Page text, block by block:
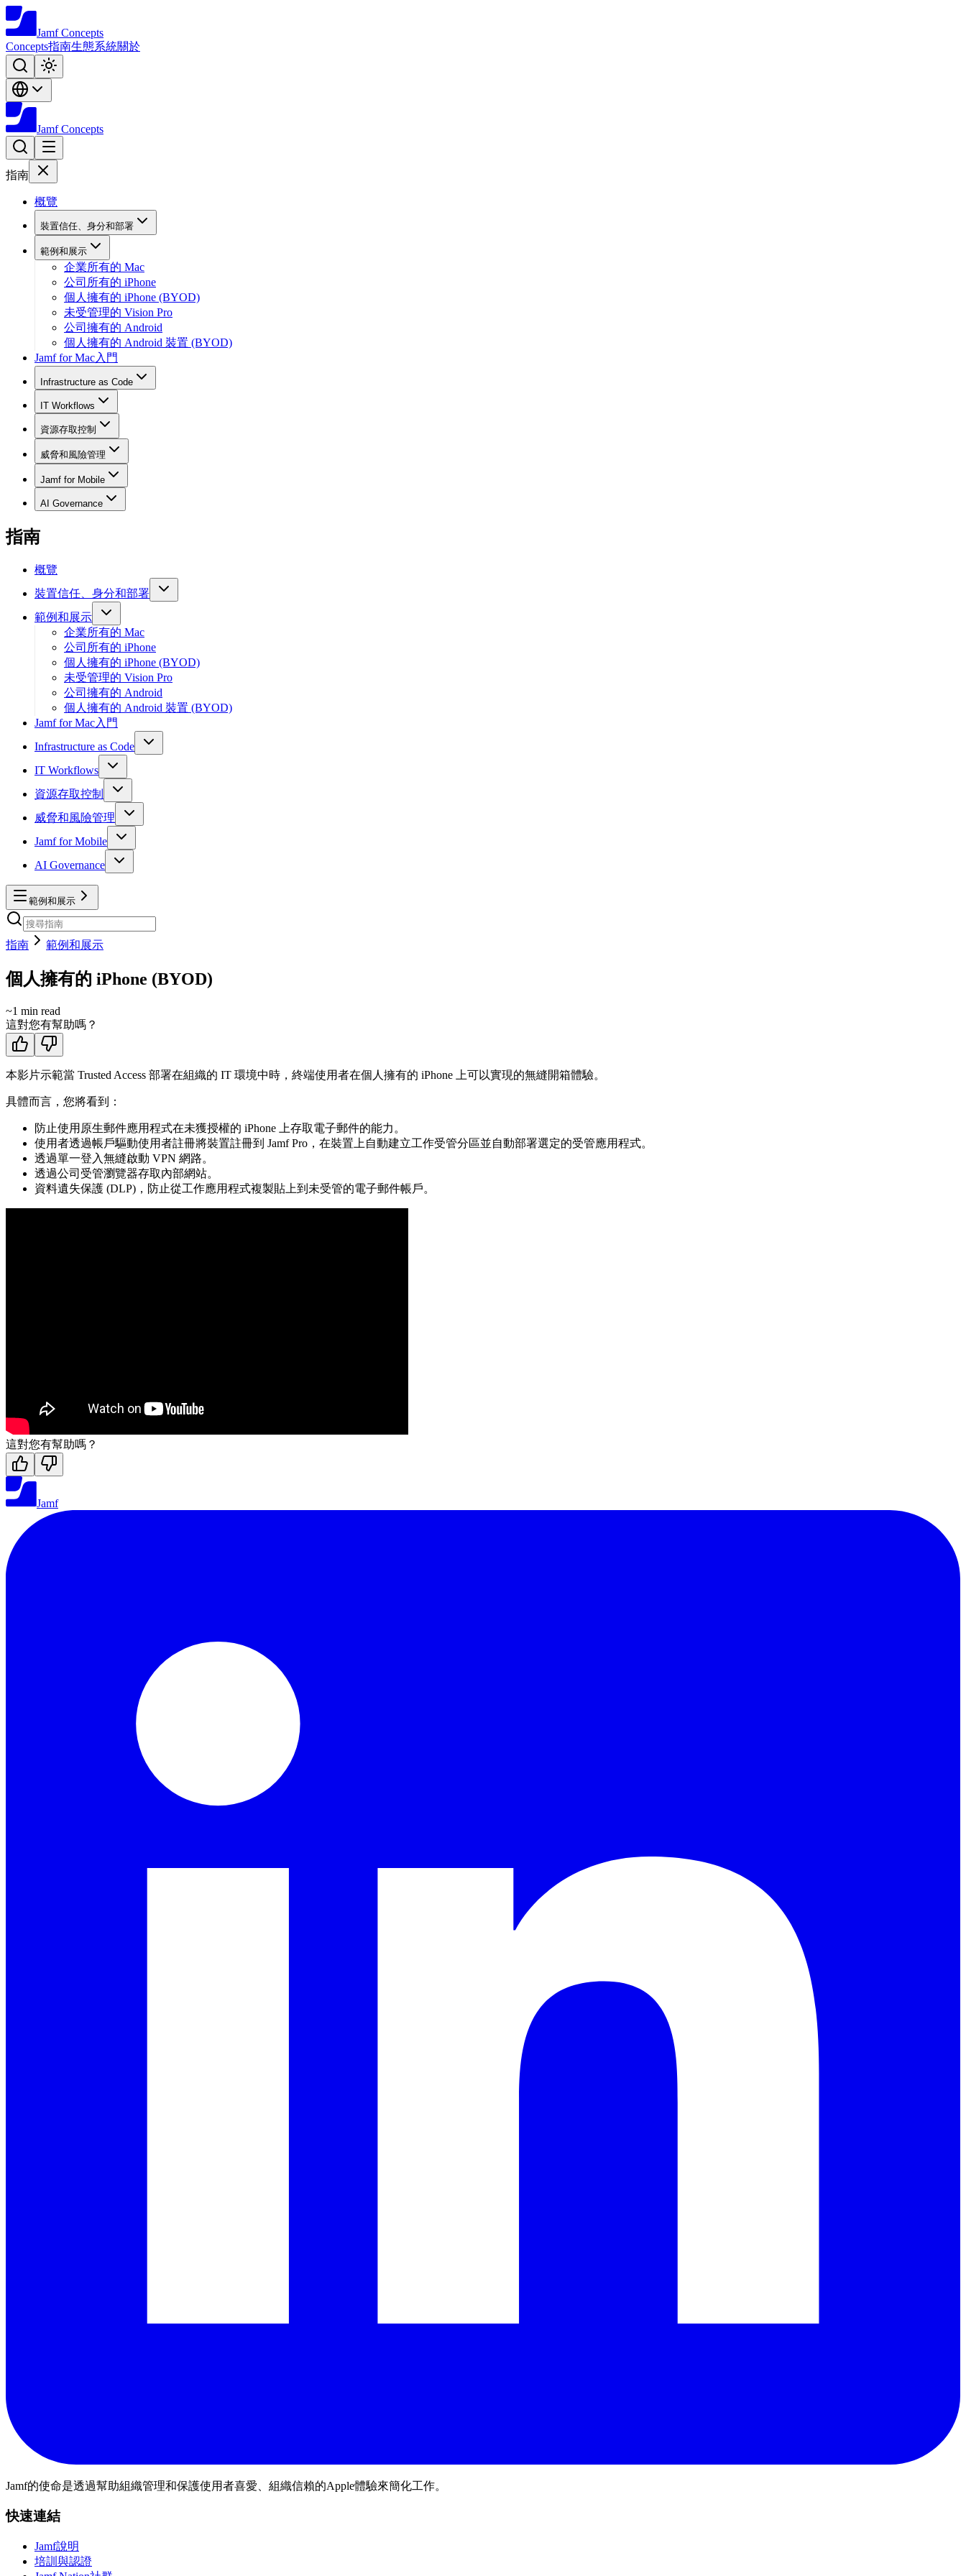
Jamf Concepts
Concepts指南生態系統關於
Jamf Concepts
指南
概覽
裝置信任、身分和部署
範例和展示
企業所有的 Mac
公司所有的 iPhone
個人擁有的 iPhone (BYOD)
未受管理的 Vision Pro
公司擁有的 Android
個人擁有的 Android 裝置 (BYOD)
Jamf for Mac入門
Infrastructure as Code
IT Workflows
資源存取控制
威脅和風險管理
Jamf for Mobile
AI Governance
指南
概覽
裝置信任、身分和部署
範例和展示
企業所有的 Mac
公司所有的 iPhone
個人擁有的 iPhone (BYOD)
未受管理的 Vision Pro
公司擁有的 Android
個人擁有的 Android 裝置 (BYOD)
Jamf for Mac入門
Infrastructure as Code
IT Workflows
資源存取控制
威脅和風險管理
Jamf for Mobile
AI Governance
範例和展示
指南 範例和展示
個人擁有的 iPhone (BYOD)
~1 min read
這對您有幫助嗎？
本影片示範當 Trusted Access 部署在組織的 IT 環境中時，終端使用者在個人擁有的 iPhone 上可以實現的無縫開箱體驗。
具體而言，您將看到：
防止使用原生郵件應用程式在未獲授權的 iPhone 上存取電子郵件的能力。
使用者透過帳戶驅動使用者註冊將裝置註冊到 Jamf Pro，在裝置上自動建立工作受管分區並自動部署選定的受管應用程式。
透過單一登入無縫啟動 VPN 網路。
透過公司受管瀏覽器存取內部網站。
資料遺失保護 (DLP)，防止從工作應用程式複製貼上到未受管的電子郵件帳戶。
這對您有幫助嗎？
Jamf
Jamf的使命是透過幫助組織管理和保護使用者喜愛、組織信賴的Apple體驗來簡化工作。
快速連結
Jamf說明
培訓與認證